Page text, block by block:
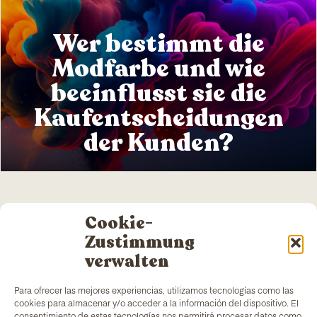
Cookie-
Zustimmung
verwalten
Para ofrecer las mejores experiencias, utilizamos tecnologías como las
cookies para almacenar y/o acceder a la información del dispositivo. El
Wer bestimmt die
Modfarbe und wie
beeinflusst sie die
Kaufentscheidungen
der Kunden?
TColorsverfügt über eine Farbenfabrik in
Barcelona und ein eigenes Labor zur Herstellung